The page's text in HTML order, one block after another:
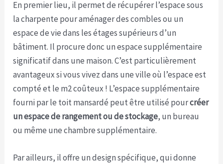
En premier lieu, il permet de récupérer l’espace sous
la charpente pour aménager des combles ou un
espace de vie dans les étages supérieurs d’un
bâtiment. Il procure donc un espace supplémentaire
significatif dans une maison. C’est particulièrement
avantageux si vous vivez dans une ville où l’espace est
compté et le m2 coûteux ! L’espace supplémentaire
fourni par le toit mansardé peut être utilisé pourcréer
un espace de rangement ou de stockage, un bureau
ou même une chambre supplémentaire.
Par ailleurs, il offre un design spécifique, qui donne